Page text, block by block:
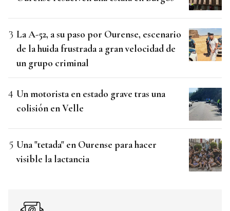
La A-52, a su paso por Ourense, escenario
de la huida frustrada a gran velocidad de
un grupo criminal
Un motorista en estado grave tras una
colisión en Velle
Una "tetada" en Ourense para hacer
visible la lactancia